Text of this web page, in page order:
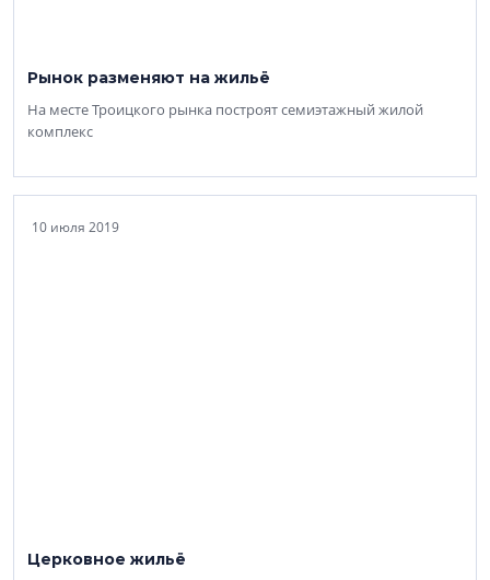
Рынок разменяют на жильё
На месте Троицкого рынка построят семиэтажный жилой
комплекс
10 июля 2019
Церковное жильё